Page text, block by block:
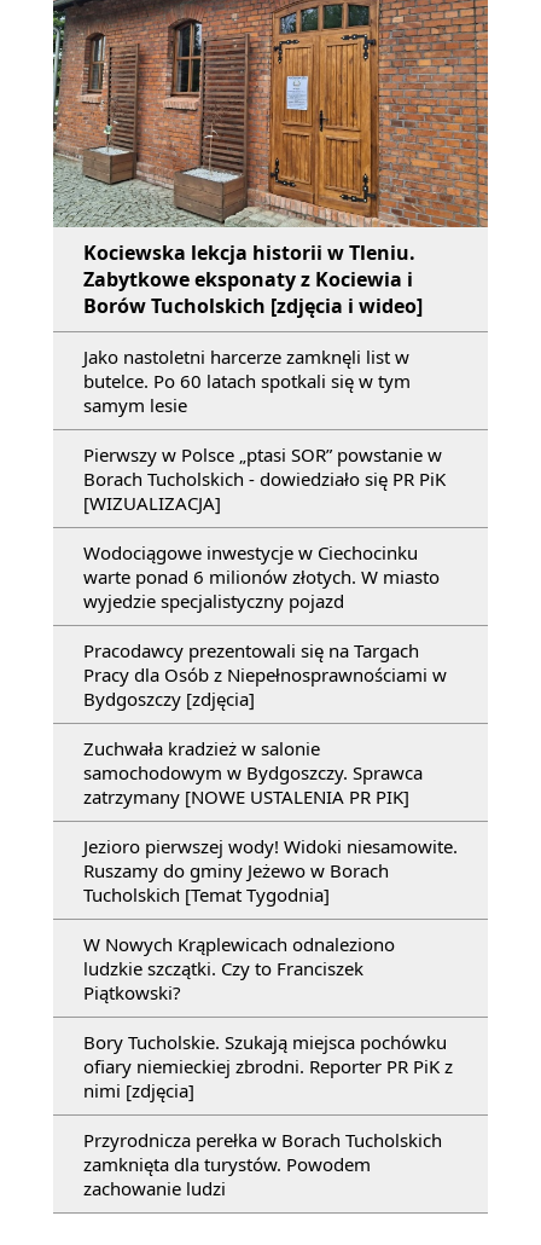
Kociewska lekcja historii w Tleniu.
Zabytkowe eksponaty z Kociewia i
Borów Tucholskich [zdjęcia i wideo]
Jako nastoletni harcerze zamknęli list w
butelce. Po 60 latach spotkali się w tym
samym lesie
Pierwszy w Polsce „ptasi SOR” powstanie w
Borach Tucholskich - dowiedziało się PR PiK
[WIZUALIZACJA]
Wodociągowe inwestycje w Ciechocinku
warte ponad 6 milionów złotych. W miasto
wyjedzie specjalistyczny pojazd
Pracodawcy prezentowali się na Targach
Pracy dla Osób z Niepełnosprawnościami w
Bydgoszczy [zdjęcia]
Zuchwała kradzież w salonie
samochodowym w Bydgoszczy. Sprawca
zatrzymany [NOWE USTALENIA PR PIK]
Jezioro pierwszej wody! Widoki niesamowite.
Ruszamy do gminy Jeżewo w Borach
Tucholskich [Temat Tygodnia]
W Nowych Krąplewicach odnaleziono
ludzkie szczątki. Czy to Franciszek
Piątkowski?
Bory Tucholskie. Szukają miejsca pochówku
ofiary niemieckiej zbrodni. Reporter PR PiK z
nimi [zdjęcia]
Przyrodnicza perełka w Borach Tucholskich
zamknięta dla turystów. Powodem
zachowanie ludzi